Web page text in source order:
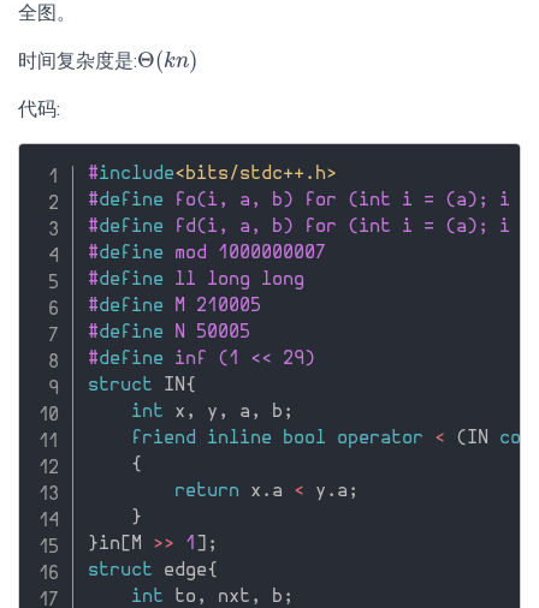
全图。
时间复杂度是:Θ(kn)
Θ(kn)
代码:
#include<bits/stdc++.h>
#define fo(i, a, b) for (int i = (a); i
#define fd(i, a, b) for (int i = (a); i
#define mod 1000000007
#define ll long long
#define M 210005
#define N 50005
#define inf (1 << 29)
struct IN{
int x , y , a , b ;
friend
inline bool operator < (IN
{
return x . a < y . a ;
}
}in [M >> 1 ] ;
struct edge{
int to , nxt , b ;